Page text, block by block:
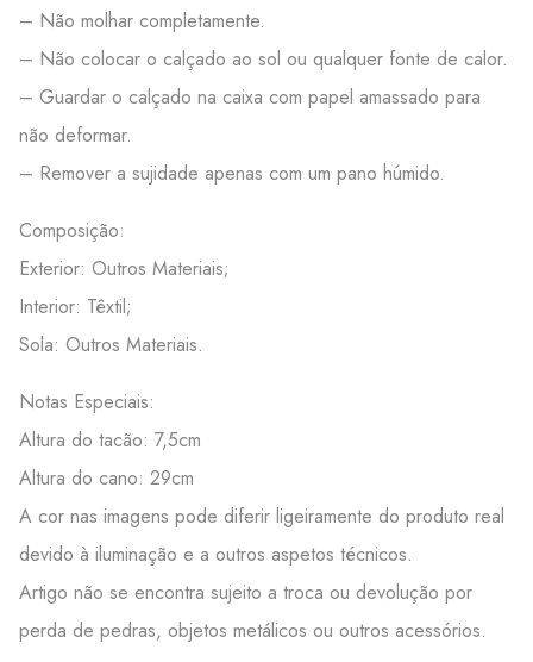
– Não molhar completamente.
– Não colocar o calçado ao sol ou qualquer fonte de calor.
– Guardar o calçado na caixa com papel amassado para
não deformar.
– Remover a sujidade apenas com um pano húmido.
Composição:
Exterior: Outros Materiais;
Interior: Têxtil;
Sola: Outros Materiais.
Notas Especiais:
Altura do tacão: 7,5cm
Altura do cano: 29cm
A cor nas imagens pode diferir ligeiramente do produto real
devido à iluminação e a outros aspetos técnicos.
Artigo não se encontra sujeito a troca ou devolução por
perda de pedras, objetos metálicos ou outros acessórios.